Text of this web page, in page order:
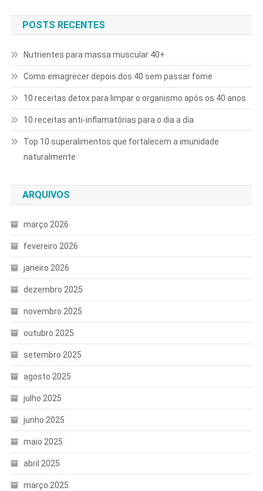
POSTS RECENTES
Nutrientes para massa muscular 40+
Como emagrecer depois dos 40 sem passar fome
10 receitas detox para limpar o organismo após os 40 anos
10 receitas anti-inflamatórias para o dia a dia
Top 10 superalimentos que fortalecem a imunidade
naturalmente
ARQUIVOS
março 2026
fevereiro 2026
janeiro 2026
dezembro 2025
novembro 2025
outubro 2025
setembro 2025
agosto 2025
julho 2025
junho 2025
maio 2025
abril 2025
março 2025